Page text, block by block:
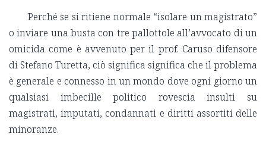
Perché se si ritiene normale “isolare un magistrato”
o inviare una busta con tre pallottole all’avvocato di un
omicida come è avvenuto per il prof. Caruso difensore
di Stefano Turetta, ciò significa significa che il problema
è generale e connesso in un mondo dove ogni giorno un
qualsiasi imbecille politico rovescia insulti su
magistrati, imputati, condannati e diritti assortiti delle
minoranze.